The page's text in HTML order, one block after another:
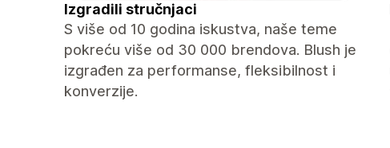
Izgradili stručnjaci
S više od 10 godina iskustva, naše teme
pokreću više od 30 000 brendova. Blush je
izgrađen za performanse, fleksibilnost i
konverzije.